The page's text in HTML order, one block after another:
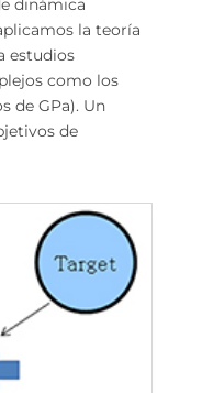
dinámica
la teoría
estudios
como los
de GPa). Un
de